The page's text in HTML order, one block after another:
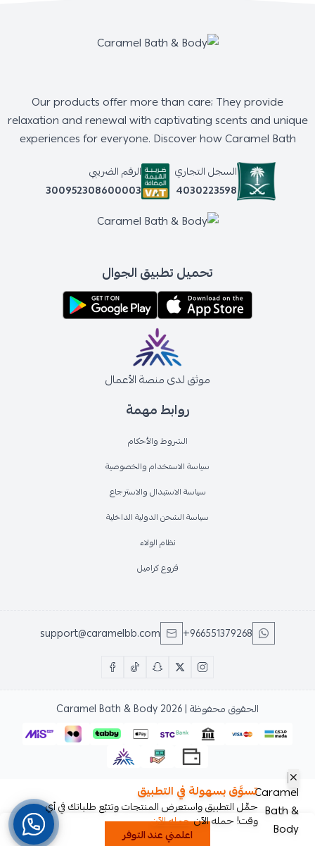
اعلمني عند التوفر
روابط مهمة
الشروط والأحكام
سياسة الاستخدام والخصوصية
سياسة الاستبدال والاسترجاع
سياسة الشحن الدولية الداخلية
نظام الولاء
فروع كراميل
Our products offer more than care; They provide
relaxation and renewal with captivating scents and unique
experiences for everyone. Discover how Caramel Bath
السجل التجاري
4030223598
الرقم الضريبي
300952308600003
تحميل تطبيق الجوال
موثق لدى منصة الأعمال
+966551379268
support@caramelbb.com
الحقوق محفوظة | 2026 Caramel Bath & Body
تسوَّق بسهولة في التطبيق
حمِّل التطبيق واستعرض المنتجات وتتبّع طلباتك في أي
وقت! حمله الآنحمله الآن